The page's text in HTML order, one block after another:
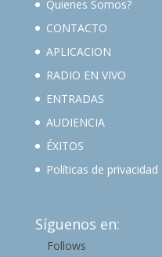
Quienes Somos?
CONTACTO
APLICACION
RADIO EN VIVO
ENTRADAS
AUDIENCIA
ÉXITOS
Políticas de privacidad
Síguenos en:
Follows